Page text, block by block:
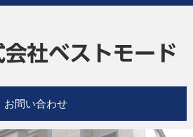
お問い合わせ